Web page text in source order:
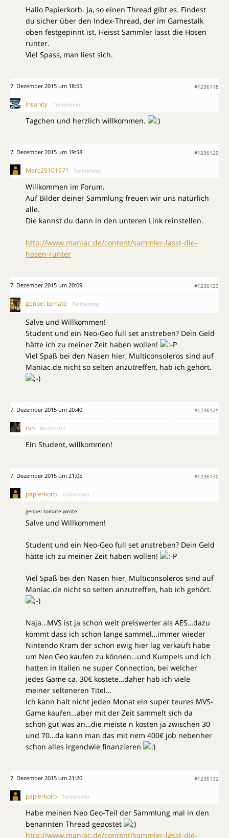
Hallo Papierkorb. Ja, so einen Thread gibt es. Findest
du sicher über den Index-Thread, der im Gamestalk
oben festgepinnt ist. Heisst Sammler lasst die Hosen
runter.
Viel Spass, man liest sich.
7. Dezember 2015 um 18:55 #1236118
Insanity Teilnehmer
Tagchen und herzlich willkommen.
7. Dezember 2015 um 19:58 #1236120
Marc29101971 Teilnehmer
Willkommen im Forum.
Auf Bilder deiner Sammlung freuen wir uns natürlich
alle.
Die kannst du dann in den unteren Link reinstellen.
http://www.maniac.de/content/sammler-lasst-die-
hosen-runter
7. Dezember 2015 um 20:09 #1236123
genpei tomate Teilnehmer
Salve und Willkommen!
Student und ein Neo-Geo full set anstreben? Dein Geld
hätte ich zu meiner Zeit haben wollen!
Viel Spaß bei den Nasen hier, Multiconsoleros sind auf
Maniac.de nicht so selten anzutreffen, hab ich gehört.
7. Dezember 2015 um 20:40 #1236125
rvn Moderator
Ein Student, willkommen!
7. Dezember 2015 um 21:05 #1236130
papierkorb Teilnehmer
genpei tomate wrote:
Salve und Willkommen!
Student und ein Neo-Geo full set anstreben? Dein Geld
hätte ich zu meiner Zeit haben wollen!
Viel Spaß bei den Nasen hier, Multiconsoleros sind auf
Maniac.de nicht so selten anzutreffen, hab ich gehört.
Naja…MVS ist ja schon weit preiswerter als AES…dazu
kommt dass ich schon lange sammel…immer wieder
Nintendo Kram der schon ewig hier lag verkauft habe
um Neo Geo kaufen zu können…und Kumpels und ich
hatten in Italien ne super Connection, bei welcher
jedes Game ca. 30€ kostete…daher hab ich viele
meiner selteneren Titel…
Ich kann halt nicht jeden Monat ein super teures MVS-
Game kaufen…aber mit der Zeit sammelt sich da
schon gut was an…die meiste n kosten ja zwischen 30
und 70…da kann man das mit nem 400€ job nebenher
schon alles irgendwie finanzieren
7. Dezember 2015 um 21:20 #1236132
papierkorb Teilnehmer
Habe meinen Neo Geo-Teil der Sammlung mal in den
benannten Thread gepostet
http://www.maniac.de/content/sammler-lasst-die-